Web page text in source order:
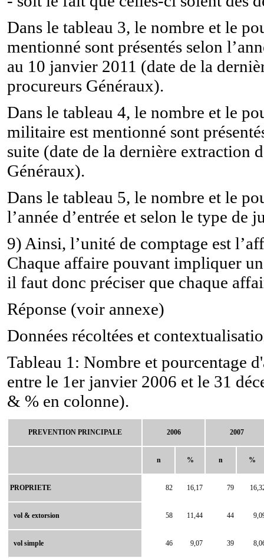
Dans le tableau 3, le nombre et le
mentionné sont présentés selon
au 10 janvier 2011 (date de la
procureurs Généraux).
Dans le tableau 4, le nombre et le
militaire est mentionné sont
suite (date de la dernière extraction
Généraux).
Dans le tableau 5, le nombre et le
l’année d’entrée et selon le type de
9) Ainsi, l’unité de comptage est
Chaque affaire pouvant impliquer
il faut donc préciser que chaque
Réponse (voir annexe)
Données récoltées et
Tableau 1: Nombre et pourcentage
entre le 1er janvier 2006 et le 31
& % en colonne).
PREVENTION PRINCIPALE 2006 2007
n % n %
PROPRIETE 82 16,17 79
vol & extorsion 58 11,44 44
vol simple 46 9,07 39